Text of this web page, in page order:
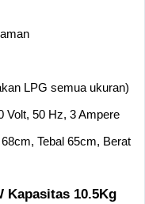
LPG semua ukuran)
Volt, 50 Hz, 3 Ampere
Tebal 65cm, Berat
Kapasitas 10.5Kg